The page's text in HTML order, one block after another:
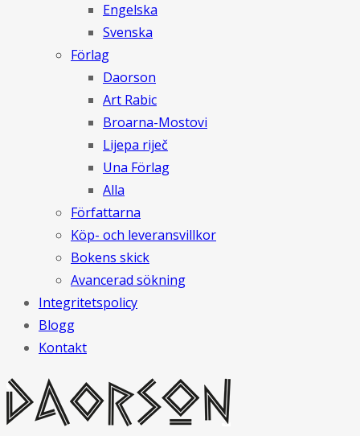
Engelska
Svenska
Förlag
Daorson
Art Rabic
Broarna-Mostovi
Lijepa riječ
Una Förlag
Alla
Författarna
Köp- och leveransvillkor
Bokens skick
Avancerad sökning
Integritetspolicy
Blogg
Kontakt